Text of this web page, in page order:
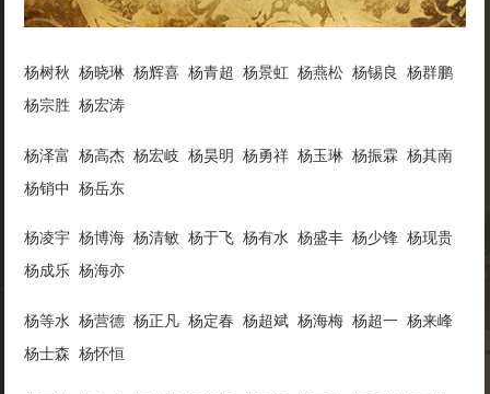
杨树秋 杨晓琳 杨辉喜 杨青超 杨景虹 杨燕松 杨锡良 杨群鹏
杨宗胜 杨宏涛
杨泽富 杨高杰 杨宏岐 杨昊明 杨勇祥 杨玉琳 杨振霖 杨其南
杨销中 杨岳东
杨凌宇 杨博海 杨清敏 杨于飞 杨有水 杨盛丰 杨少锋 杨现贵
杨成乐 杨海亦
杨等水 杨营德 杨正凡 杨定春 杨超斌 杨海梅 杨超一 杨来峰
杨士森 杨怀恒